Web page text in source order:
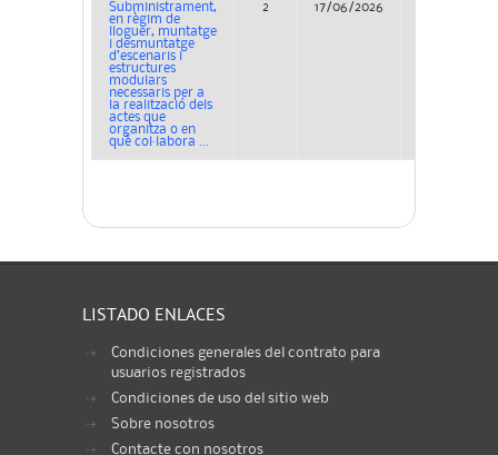
Subministrament,
en règim de
lloguer, muntatge
i desmuntatge
d’escenaris i
estructures
modulars
necessaris per a
la realització dels
actes que
organitza o en
què col·labora ...
2 17/06/2026
LISTADO ENLACES
Condiciones generales del contrato para
usuarios registrados
Condiciones de uso del sitio web
Sobre nosotros
Contacte con nosotros